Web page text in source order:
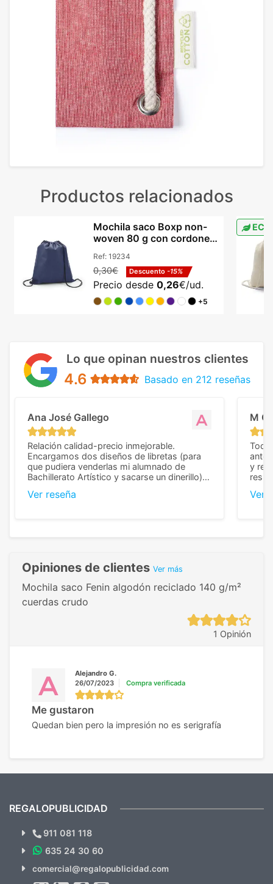
Productos relacionados
Mochila saco Boxp non-
woven 80 g con cordones
Ref: 19234
0,30€ Descuento -15%
Precio desde 0,26€/ud.
+5
ECO
Lo que opinan nuestros clientes
4.6 Basado en 212 reseñas
Ana José Gallego
Relación calidad-precio inmejorable.
Encargamos dos diseños de libretas (para
que pudiera venderlas mi alumnado de
Bachillerato Artístico y sacarse un dinerillo) y
diferencia, con libretas de muy buena calidad
previsualizarlas (las adjunto) y llegaron tal
cual, sin el menor problema. Totalmente
recomendables.
Ver reseña
M C
Todo
y
Ver
Opiniones de clientes Ver más
Mochila saco Fenin algodón reciclado 140 g/m²
cuerdas crudo
1 Opinión
Alejandro G.
26/07/2023
Compra verificada
Me gustaron
Quedan bien pero la impresión no es serigrafía
¿Quieres ver nuestras últimas
Novedades y Ofertas?
REGALOPUBLICIDAD
911 081 118
635 24 30 60
comercial@regalopublicidad.com